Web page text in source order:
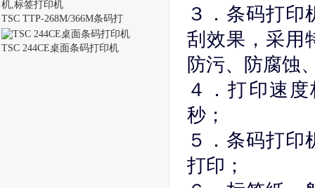
TSC TTP-268M/366M条码打
TSC 244CE桌面条码打印机
３．条码打印
刮效果，采用
防污、防腐蚀
４．打印速
秒；
５．条码打
打印；